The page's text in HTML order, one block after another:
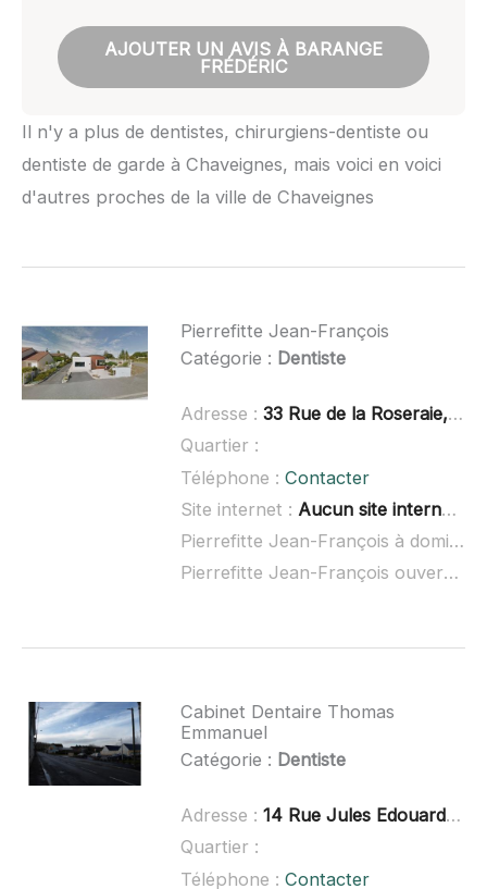
AJOUTER UN AVIS À BARANGE
FRÉDÉRIC
Il n'y a plus de dentistes, chirurgiens-dentiste ou
dentiste de garde à Chaveignes, mais voici en voici
d'autres proches de la ville de Chaveignes
Pierrefitte Jean-François
Catégorie : Dentiste
Adresse : 33 Rue de la Roseraie, 86100 Châtellerault
Quartier :
Téléphone : Contacter
Site internet : Aucun site internet connu
Pierrefitte Jean-François à domicile :
Pierrefitte Jean-François ouvert dimanche :
Cabinet Dentaire Thomas
Emmanuel
Catégorie : Dentiste
Adresse : 14 Rue Jules Edouard Menard, 86230 Saint-Gervais-les-Trois-Cloch
Quartier :
Téléphone : Contacter